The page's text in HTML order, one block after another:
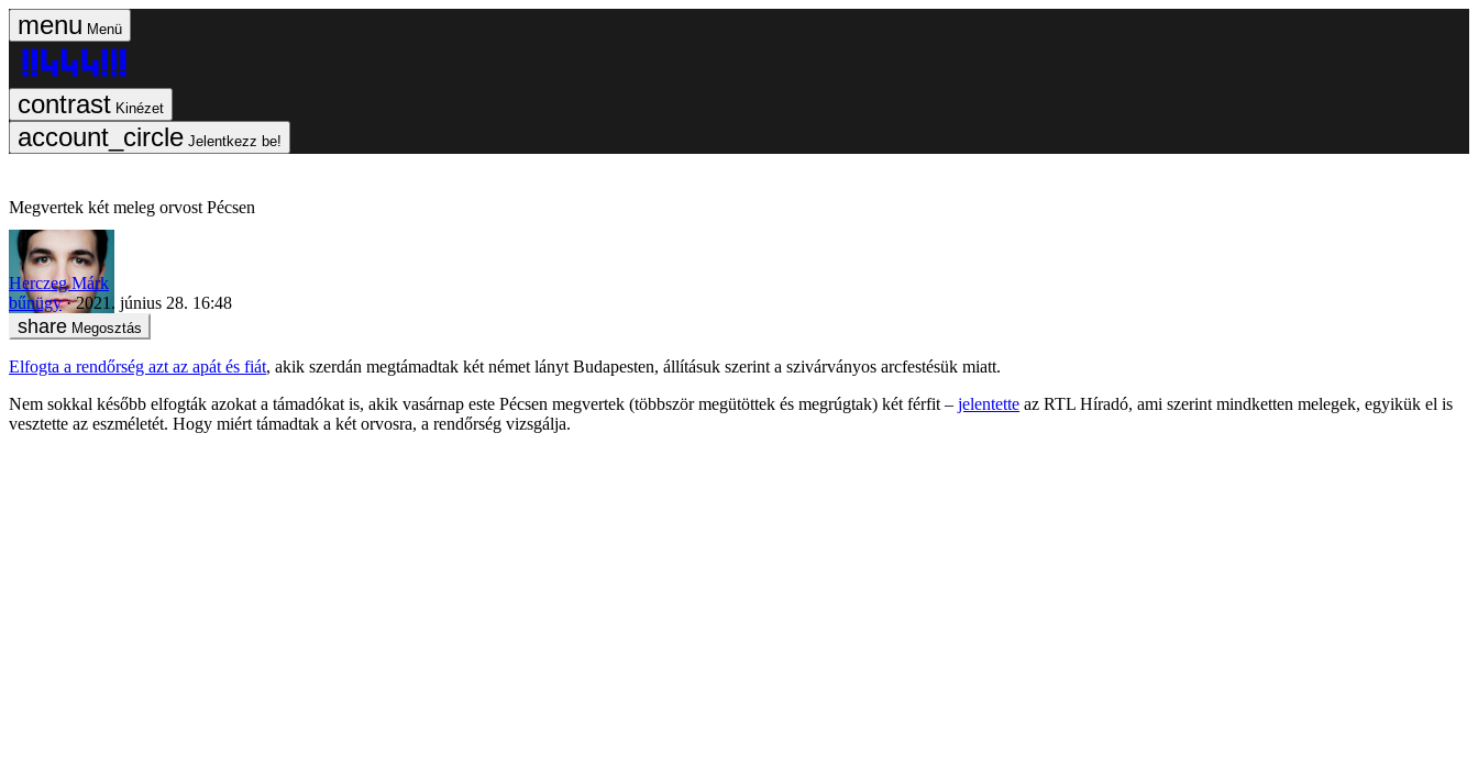
Menü
Kinézet
Jelentkezz be!
Megvertek két meleg orvost Pécsen
Herczeg Márk
bűnügy
2021. június 28. 16:48
Megosztás
Elfogta a rendőrség azt az apát és fiát, akik szerdán megtámadtak két német lányt Budapesten, állításuk szerint a szivárványos arcfestésük miatt.
Nem sokkal később elfogták azokat a támadókat is, akik vasárnap este Pécsen megvertek (többször megütöttek és megrúgtak) két férfit – jelentette az RTL Híradó, ami szerint mindketten melegek, egyikük el is
vesztette az eszméletét. Hogy miért támadtak a két orvosra, a rendőrség vizsgálja.